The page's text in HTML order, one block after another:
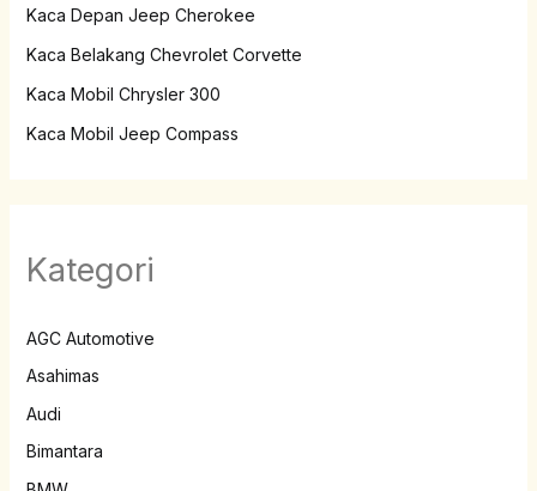
Kaca Depan Jeep Cherokee
Kaca Belakang Chevrolet Corvette
Kaca Mobil Chrysler 300
Kaca Mobil Jeep Compass
Kategori
AGC Automotive
Asahimas
Audi
Bimantara